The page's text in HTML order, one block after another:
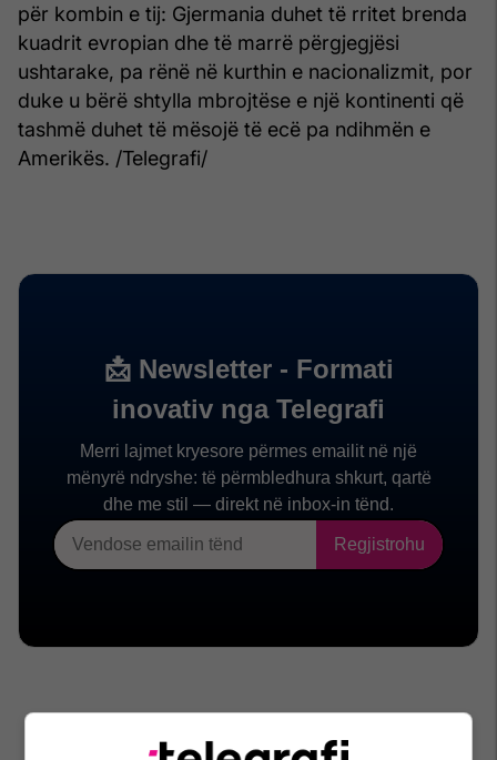
për kombin e tij: Gjermania duhet të rritet brenda
kuadrit evropian dhe të marrë përgjegjësi
ushtarake, pa rënë në kurthin e nacionalizmit, por
duke u bërë shtylla mbrojtëse e një kontinenti që
tashmë duhet të mësojë të ecë pa ndihmën e
Amerikës. /Telegrafi/